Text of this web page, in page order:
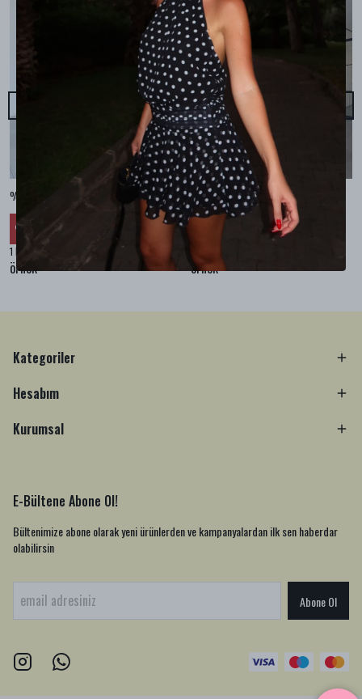
%100 KETEN CEPLİ ŞALVAR PANTOLON - Bej
% ₺ 1,609.99
1 Renk 4 Beden
örnek
%100 KETEN SALAŞ GÖMLEK - Bej
₺ 2,099.99
₺ 1,469.99
örnek
Kategoriler
Hesabım
Kurumsal
E-Bültene Abone Ol!
Bültenimize abone olarak yeni ürünlerden ve kampanyalardan ilk sen haberdar
olabilirsin
Abone Ol